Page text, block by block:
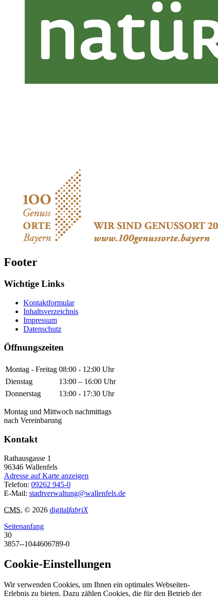
Footer
Wichtige Links
Kontaktformular
Inhaltsverzeichnis
Impressum
Datenschutz
Öffnungszeiten
Montag - Freitag 08:00 - 12:00 Uhr
Dienstag
13:00 – 16:00 Uhr
Donnerstag
13:00 - 17:30 Uhr
Montag und Mittwoch nachmittags
nach Vereinbarung
Kontakt
Rathausgasse 1
96346 Wallenfels
Adresse auf Karte anzeigen
Telefon: 09262 945-0
E-Mail: stadtverwaltung@wallenfels.de
CMS, © 2026 digitalfabriX
Seitenanfang
30
3857--1044606789-0
Cookie-Einstellungen
Wir verwenden Cookies, um Ihnen ein optimales Webseiten-
Erlebnis zu bieten. Dazu zählen Cookies, die für den Betrieb der